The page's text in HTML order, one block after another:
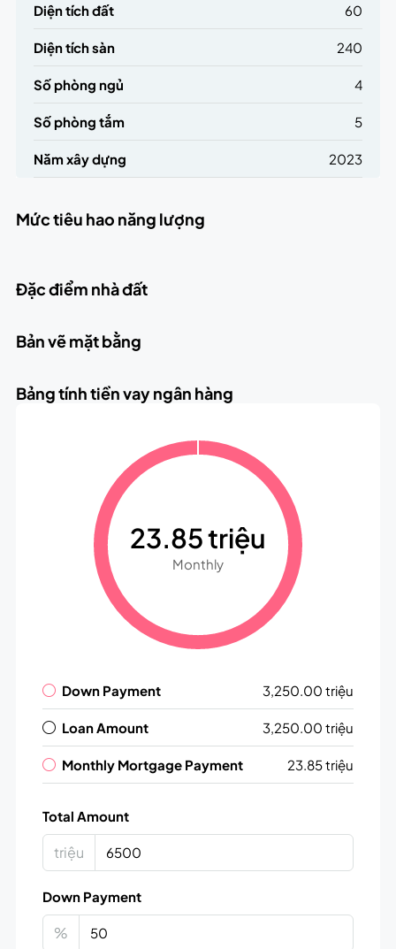
Diện tích đất 60
Diện tích sàn 240
Số phòng ngủ 4
Số phòng tắm 5
Năm xây dựng 2023
Mức tiêu hao năng lượng
Đặc điểm nhà đất
Bản vẽ mặt bằng
Bảng tính tiền vay ngân hàng
23.85 triệu
Monthly
Down Payment 3,250.00 triệu
Loan Amount 3,250.00 triệu
Monthly Mortgage Payment 23.85 triệu
Total Amount
triệu
Down Payment
%